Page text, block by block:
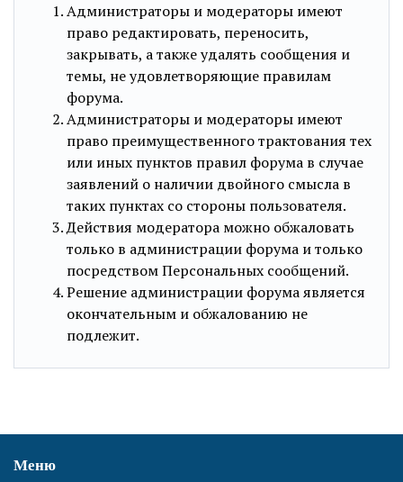
Администраторы и модераторы имеют
право редактировать, переносить,
закрывать, а также удалять сообщения и
темы, не удовлетворяющие правилам
форума.
Администраторы и модераторы имеют
право преимущественного трактования тех
или иных пунктов правил форума в случае
заявлений о наличии двойного смысла в
таких пунктах со стороны пользователя.
Действия модератора можно обжаловать
только в администрации форума и только
посредством Персональных сообщений.
Решение администрации форума является
окончательным и обжалованию не
подлежит.
Меню